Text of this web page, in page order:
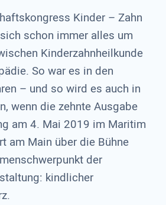
Kinder – Zahn
schon immer alles um
Kinderzahnheilkunde
So war es in den
– und so wird es auch in
wenn die zehnte Ausgabe
am 4. Mai 2019 im Maritim
am Main über die Bühne
der
kindlicher